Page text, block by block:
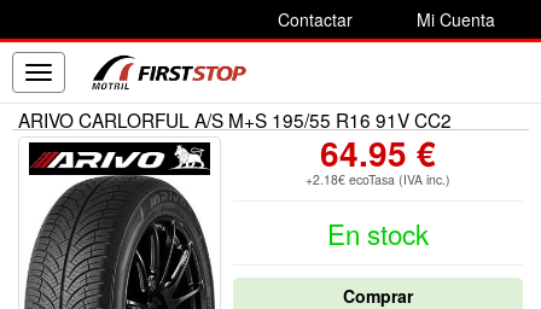
Contactar Mi Cuenta
Toggle
navigation
ARIVO CARLORFUL A/S M+S 195/55 R16 91V CC2
64.95 €
+2.18€ ecoTasa (IVA inc.)
En stock
Comprar